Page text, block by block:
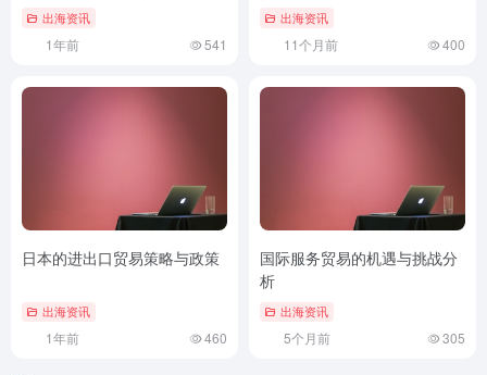
出海资讯
1年前 541
出海资讯
11个月前 400
日本的进出口贸易策略与政策
出海资讯
1年前 460
国际服务贸易的机遇与挑战分
析
出海资讯
5个月前 305